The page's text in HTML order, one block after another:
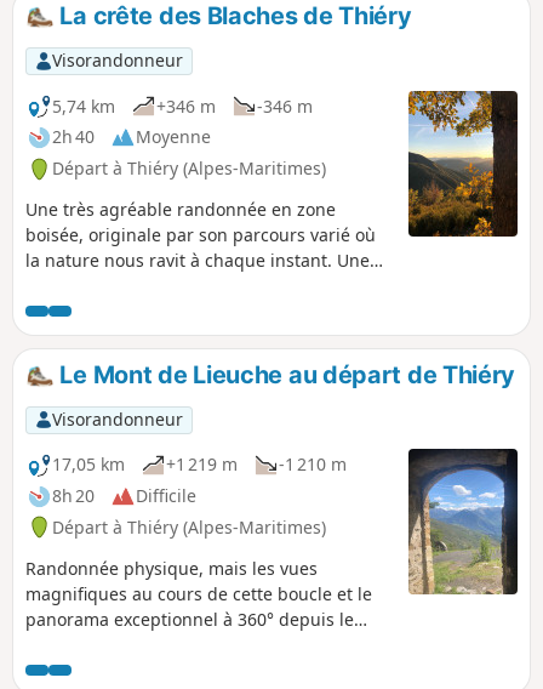
La crête des Blaches de Thiéry
Visorandonneur
5,74 km
+346 m
-346 m
2h 40
Moyenne
Départ à Thiéry (Alpes-Maritimes)
Une très agréable randonnée en zone
boisée, originale par son parcours varié où
la nature nous ravit à chaque instant. Une
superbe village de l'arrière-pays niçois où
résident les "Tubans", surnoms des Thiérois.
Le Mont de Lieuche au départ de Thiéry
Visorandonneur
17,05 km
+1 219 m
-1 210 m
8h 20
Difficile
Départ à Thiéry (Alpes-Maritimes)
Randonnée physique, mais les vues
magnifiques au cours de cette boucle et le
panorama exceptionnel à 360° depuis le
pantois. Le Brec d'Illonse complète ces